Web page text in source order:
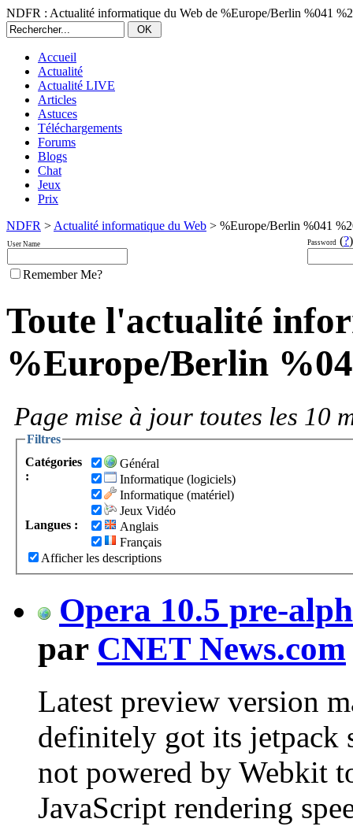
NDFR : Actualité informatique du Web de %Europe/Berlin %041
Accueil
Actualité
Actualité LIVE
Articles
Astuces
Téléchargements
Forums
Blogs
Chat
Jeux
Prix
NDFR > Actualité informatique du Web > %Europe/Berlin %041
User Name Password (?)
Remember Me?
Toute l'actualité
%Europe/Berlin
Page mise à jour toutes les 10
Filtres
Catégories
:
Général
Informatique (logiciels)
Informatique (matériel)
Jeux Vidéo
Langues :
Anglais
Français
Afficher les descriptions
Opera 10.5 pre-
par CNET News.com
Latest preview version
definitely got its jetpack
not powered by Webkit
JavaScript rendering